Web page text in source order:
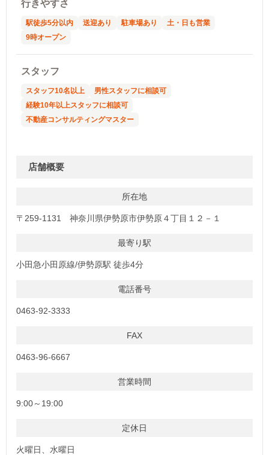
行きやすさ
駅徒歩5分以内 送迎あり 駐車場あり
土・日も営業
9時オープン
スタッフ
スタッフ10名以上
男性スタッフに相談可
経験10年以上スタッフに相談可
不動産コンサルティングマスター
店舗概要
所在地
〒259-1131 神奈川県伊勢原市伊勢原４丁目１２－１
最寄り駅
小田急小田原線/伊勢原駅 徒歩4分
電話番号
0463-92-3333
FAX
0463-96-6667
営業時間
9:00～19:00
定休日
火曜日、水曜日